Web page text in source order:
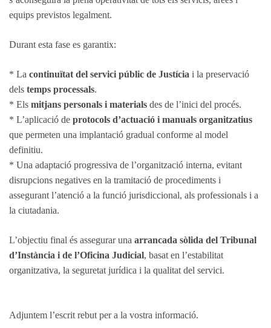
equips previstos legalment.
Durant esta fase es garantix:
* La continuïtat del servici públic de Justícia i la preservació
dels temps processals.
* Els mitjans personals i materials des de l’inici del procés.
* L’aplicació de protocols d’actuació i manuals organitzatius
que permeten una implantació gradual conforme al model
definitiu.
* Una adaptació progressiva de l’organització interna, evitant
disrupcions negatives en la tramitació de procediments i
assegurant l’atenció a la funció jurisdiccional, als professionals i a
la ciutadania.
L’objectiu final és assegurar una arrancada sòlida del Tribunal
d’Instància i de l’Oficina Judicial, basat en l’estabilitat
organitzativa, la seguretat jurídica i la qualitat del servici.
Adjuntem l’escrit rebut per a la vostra informació.